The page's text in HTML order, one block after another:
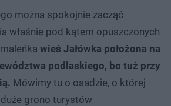
można spokojnie zacząć
właśnie pod kątem opuszczonych
wieś Jałówka położona na
podlaskiego, bo tuż przy
Mówimy tu o osadzie, o której
duże grono turystów